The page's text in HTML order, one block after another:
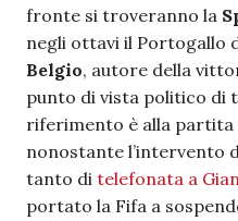
fronte si troveranno la
negli ottavi il Portogallo
Belgio, autore della
punto di vista politico di
riferimento è alla
nonostante l’intervento
tanto di telefonata a
portato la Fifa a